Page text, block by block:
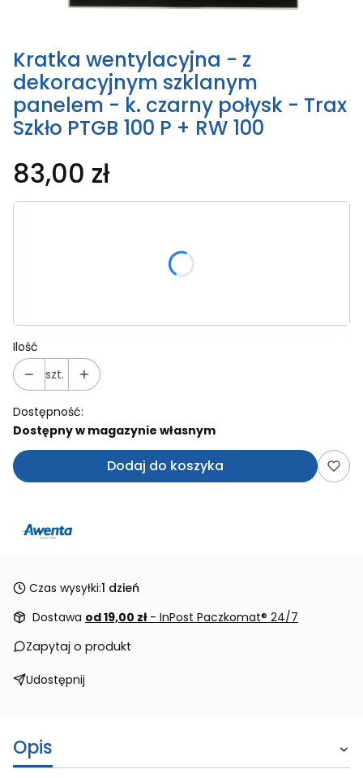
Kratka wentylacyjna - z
dekoracyjnym szklanym
panelem - k. czarny połysk - Trax
Szkło PTGB 100 P + RW 100
83,00 zł
Poszczególne warianty mogą różnić się ceną
Ilość
szt.
Dostępność:
Dostępny w magazynie własnym
Dodaj do koszyka
Czas wysyłki:1 dzień
Dostawa od 19,00 zł - InPost Paczkomat® 24/7
Zapytaj o produkt
Udostępnij
Opis